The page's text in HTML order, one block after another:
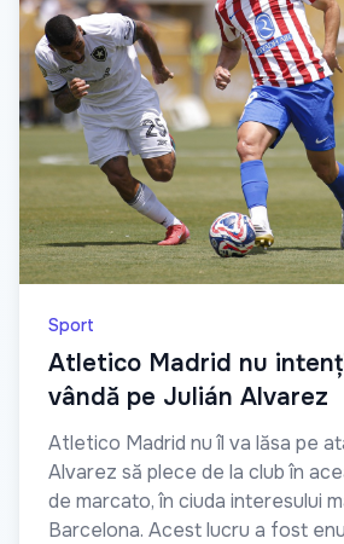
Sport
Atletico Madrid nu
vândă pe Julián Alvarez
Atletico Madrid nu îl va lăsa pe
Alvarez să plece de la club în
de marcato, în ciuda interesului
Barcelona. Acest lucru a fost